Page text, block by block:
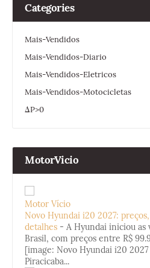
Categories
Mais-Vendidos
Mais-Vendidos-Diario
Mais-Vendidos-Eletricos
Mais-Vendidos-Motocicletas
ΔP>0
MotorVicio
Motor Vício
Novo Hyundai i20 2027:
detalhes - A Hyundai iniciou as
Brasil, com preços entre R$
[image: Novo Hyundai i20
Piracicaba...